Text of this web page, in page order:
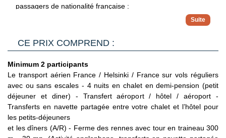
passagers de nationalité française :
Pour les ressortissants français voyageant en Finlande,
il n'est pas nécessaire de disposer d'un visa. Étant
fait librement avec un passeport ou une carte nationale
privilégier un passeport valide si la carte d'identité
indique une date de fin de validité dépassée, bien
qu'elle soit encore considérée comme valable par les
autorités françaises.
(Source France Diplomatie le 30/06/26)
Vous trouverez des informations plus complètes sur
l’ensemble des formalités, notamment administratives et
sanitaires sur le site France Diplomatie en
Cliquant ici.
2/ GENERALITES
Passeport & Carte Nationale d'Identité: Le passeport doit
être en bon état. Tout voyageur utilisant une pièce d'identité
déclarée volée ou perdue se verra refusé l'accès au pays de
destination.
CE PRIX COMPREND :
Minimum 2 participants
Le transport aérien France / Helsinki / France sur vols réguliers
avec ou sans escales - 4 nuits en chalet en demi-pension (petit
déjeuner et diner) - Transfert aéroport / hôtel / aéroport -
Transferts en navette partagée entre votre chalet et l’hôtel pour
les petits-déjeuners
et les dîners (A/R) - Ferme des rennes avec tour en traineau 300